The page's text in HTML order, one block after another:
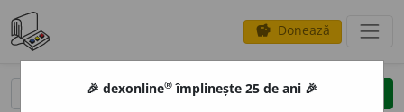
savings Donează
clear
🎉 dexonline® împlinește 25 de ani 🎉